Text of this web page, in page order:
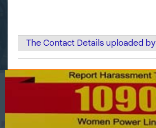
The Contact Details uploaded by